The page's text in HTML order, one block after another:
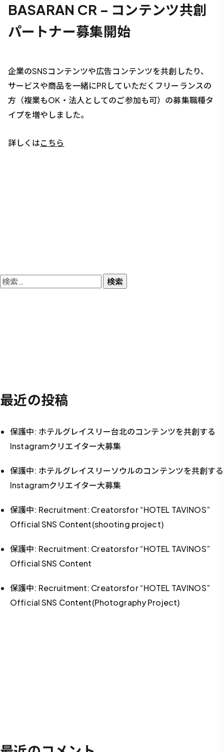
BASARAN CR – コンテンツ共創
パートナー募集開始
企業のSNSコンテンツや広告コンテンツを共創したり、
サービスや商品を一緒にPRしていただくフリーランスの
方（複業もOK・法人としてのご参加も可）の募集職種タ
イプを増やしました。
詳しくはこちら
検
最近の投稿
保護中: ホテルグレイスリー台北のコンテンツを共創する
Instagramクリエイター大募集
保護中: ホテルグレイスリーソウルのコンテンツを共創する
Instagramクリエイター大募集
保護中: Recruitment: Creatorsfor “HOTEL TAVINOS”
Official SNS Content(shooting project)
保護中: Recruitment: Creatorsfor “HOTEL TAVINOS”
Official SNS Content
保護中: Recruitment: Creatorsfor “HOTEL TAVINOS”
Official SNS Content(Photography Project)